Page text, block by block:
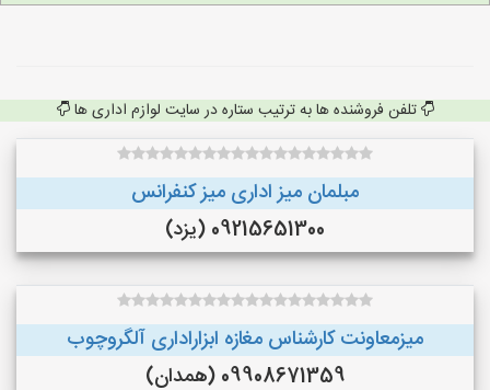
تلفن فروشنده ها به ترتیب ستاره در سایت لوازم اداری ها
مبلمان میز اداری میز کنفرانس
09215651300 (یزد)
میزمعاونت کارشناس مغازه ابزاراداری آلگروچوب
09908671359 (همدان)